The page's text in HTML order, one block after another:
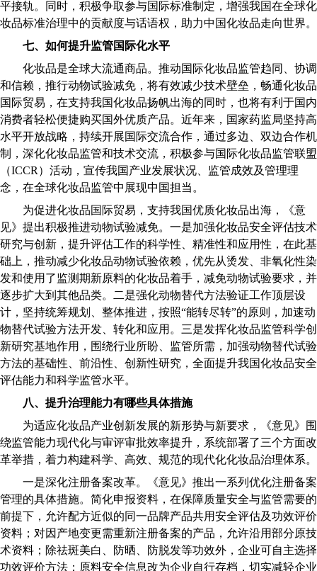
平接轨。同时，积极争取参与国际标准制定，增强我国在全球化
妆品标准治理中的贡献度与话语权，助力中国化妆品走向世界。
七、如何提升监管国际化水平
化妆品是全球大流通商品。推动国际化妆品监管趋同、协调
和信赖，推行动物试验减免，将有效减少技术壁垒，畅通化妆品
国际贸易，在支持我国化妆品扬帆出海的同时，也将有利于国内
消费者轻松便捷购买国外优质产品。近年来，国家药监局坚持高
水平开放战略，持续开展国际交流合作，通过多边、双边合作机
制，深化化妆品监管和技术交流，积极参与国际化妆品监管联盟
（ICCR）活动，宣传我国产业发展状况、监管成效及管理理
念，在全球化妆品监管中展现中国担当。
为促进化妆品国际贸易，支持我国优质化妆品出海，《意
见》提出积极推进动物试验减免。一是加强化妆品安全评估技术
研究与创新，提升评估工作的科学性、精准性和应用性，在此基
础上，推动减少化妆品动物试验依赖，优先从烫发、非氧化性染
发和使用了监测期新原料的化妆品着手，减免动物试验要求，并
逐步扩大到其他品类。二是强化动物替代方法验证工作顶层设
计，坚持统筹规划、整体推进，按照“能转尽转”的原则，加速动
物替代试验方法开发、转化和应用。三是发挥化妆品监管科学创
新研究基地作用，围绕行业所盼、监管所需，加强动物替代试验
方法的基础性、前沿性、创新性研究，全面提升我国化妆品安全
评估能力和科学监管水平。
八、提升治理能力有哪些具体措施
为适应化妆品产业创新发展的新形势与新要求，《意见》围
绕监管能力现代化与审评审批效率提升，系统部署了三个方面改
革举措，着力构建科学、高效、规范的现代化化妆品治理体系。
一是深化注册备案改革。《意见》推出一系列优化注册备案
管理的具体措施。简化申报资料，在保障质量安全与监管需要的
前提下，允许配方近似的同一品牌产品共用安全评估及功效评价
资料；对因产地变更需重新注册备案的产品，允许沿用部分原技
术资料；除祛斑美白、防晒、防脱发等功效外，企业可自主选择
功效评价方法；原料安全信息改为企业自行存档，切实减轻企业